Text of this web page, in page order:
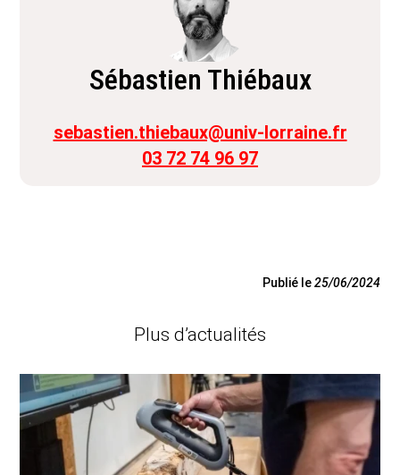
Sébastien Thiébaux
sebastien.thiebaux@univ-lorraine.fr
03 72 74 96 97
Publié le25/06/2024
Plus d’actualités